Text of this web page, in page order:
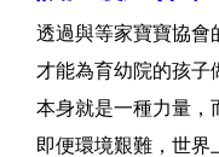
透過與等家寶寶協會
才能為育幼院的孩子
本身就是一種力量，
即便環境艱難，世界